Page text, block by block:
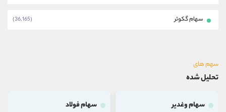
سهام گکوثر (36,165)
سهم های
تحلیل شده
سهام وغدیر سهام فولاد